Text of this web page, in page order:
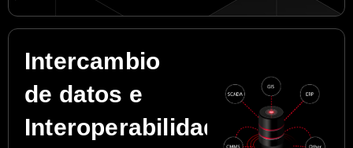
Intercambio
de datos e
Interoperabilidad